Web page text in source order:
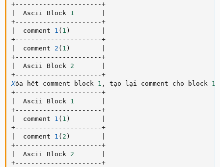
+-- -- -- -- -- -- -- -- -- -- --+
  Ascii Block
1
+-- -- -- -- -- -- -- -- -- -- --+
  comment
1 ( 1 )
+-- -- -- -- -- -- -- -- -- -- --+
  comment
2 ( 1 )
+-- -- -- -- -- -- -- -- -- -- --+
  Ascii Block
2
+-- -- -- -- -- -- -- -- -- -- --+
Xóa hết comment block 1 , tạo lại comment cho block 1
+-- -- -- -- -- -- -- -- -- -- --+
  Ascii Block
1
+-- -- -- -- -- -- -- -- -- -- --+
  comment
1 ( 1 )
+-- -- -- -- -- -- -- -- -- -- --+
  comment
1 ( 2 )
+-- -- -- -- -- -- -- -- -- -- --+
  Ascii Block
2
+-- -- -- -- -- -- -- -- -- -- --+